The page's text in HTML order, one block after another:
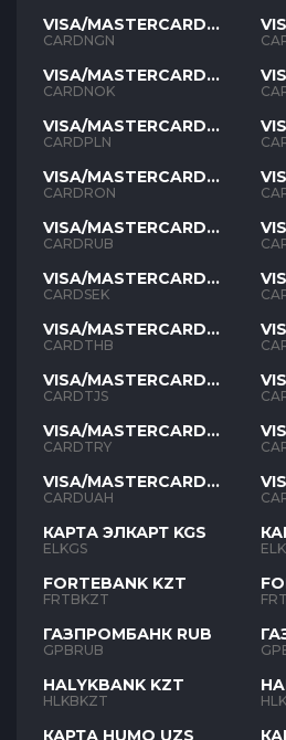
VISA/MASTERCARD
NGN
CARDNGN
VISA/MASTERCARD
NOK
CARDNOK
VISA/MASTERCARD
PLN
CARDPLN
VISA/MASTERCARD
RON
CARDRON
VISA/MASTERCARD
RUB
CARDRUB
VISA/MASTERCARD
SEK
CARDSEK
VISA/MASTERCARD
THB
CARDTHB
VISA/MASTERCARD
TJS
CARDTJS
VISA/MASTERCARD
TYR
CARDTRY
VISA/MASTERCARD
UAH
CARDUAH
КАРТА ЭЛКАРТ KGS
ELKGS
FORTEBANK KZT
FRTBKZT
ГАЗПРОМБАНК RUB
GPBRUB
HALYKBANK KZT
HLKBKZT
КАРТА HUMO UZS